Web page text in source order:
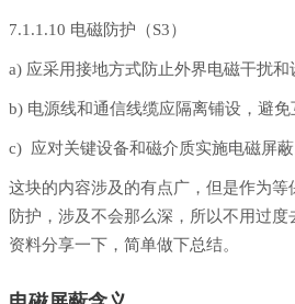
7.1.1.10 电磁防护（S3）
a) 应采用接地方式防止外界电磁干扰和
b) 电源线和通信线缆应隔离铺设，避免
c) 应对关键设备和磁介质实施电磁屏蔽
这块的内容涉及的有点广，但是作为等
防护，涉及不会那么深，所以不用过
资料分享一下，简单做下总结。